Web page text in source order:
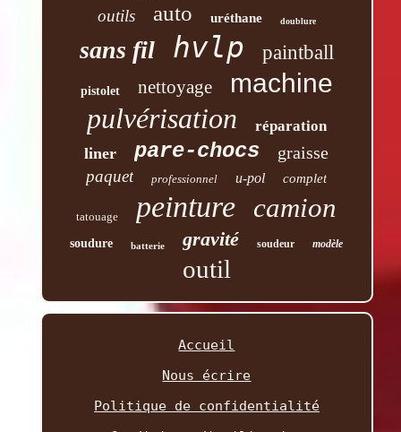
outils auto uréthane doublure
sans fil hvlp paintball
pistolet nettoyage machine
pulvérisation réparation
liner pare-chocs graisse
paquet professionnel u-pol complet
tatouage peinture camion
soudure batterie gravité soudeur modèle
outil
Accueil
Nous écrire
Politique de confidentialité